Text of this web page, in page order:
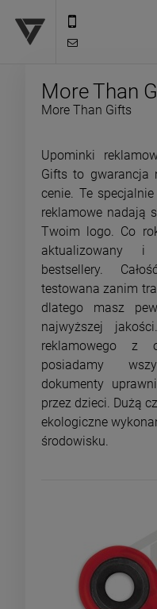
More Than
More Than Gifts
Upominki
Gifts to gwarancja
cenie. Te
reklamowe nadają
Twoim logo. Co
aktualizowany
bestsellery.
testowana zanim
dlatego masz
najwyższej
reklamowego z
posiadamy
dokumenty
przez dzieci. Dużą
ekologiczne
środowisku.